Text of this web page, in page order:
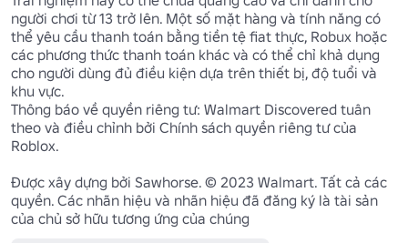
người chơi từ 13 trở lên. Một số mặt hàng và tính năng có
thể yêu cầu thanh toán bằng tiền tệ fiat thực, Robux hoặc
các phương thức thanh toán khác và có thể chỉ khả dụng
cho người dùng đủ điều kiện dựa trên thiết bị, độ tuổi và
khu vực.
Thông báo về quyền riêng tư: Walmart Discovered tuân
theo và điều chỉnh bởi Chính sách quyền riêng tư của
Roblox.
Được xây dựng bởi Sawhorse. © 2023 Walmart. Tất cả các
quyền. Các nhãn hiệu và nhãn hiệu đã đăng ký là tài sản
của chủ sở hữu tương ứng của chúng